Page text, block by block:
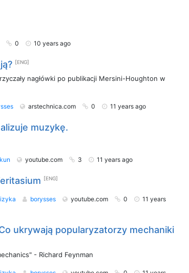
0 10 years ago
[ENG]
nagłówki po publikacji Mersini-Houghton w
arstechnica.com 0 11 years ago
muzykę.
youtube.com 3 11 years ago
[ENG]
borysses youtube.com 0
11 years
ukrywają popularyzatorzy mechaniki
- Richard Feynman